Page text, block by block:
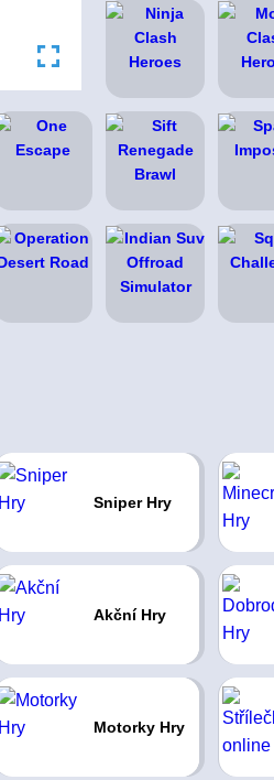
Sniper Hry
Akční Hry
Motorky Hry